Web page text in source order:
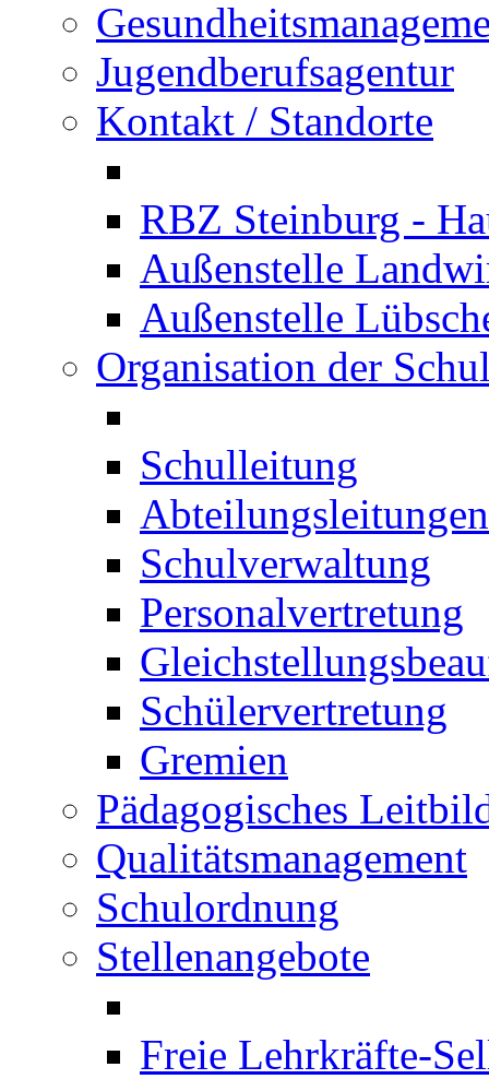
Jugendberufsagentur
Kontakt / Standorte
RBZ Steinburg -
Außenstelle
Außenstelle
Organisation der
Schulleitung
Abteilungsleitungen
Schulverwaltung
Personalvertretung
Schülervertretung
Gremien
Pädagogisches
Qualitätsmanagement
Schulordnung
Stellenangebote
Freie Lehrkräfte-